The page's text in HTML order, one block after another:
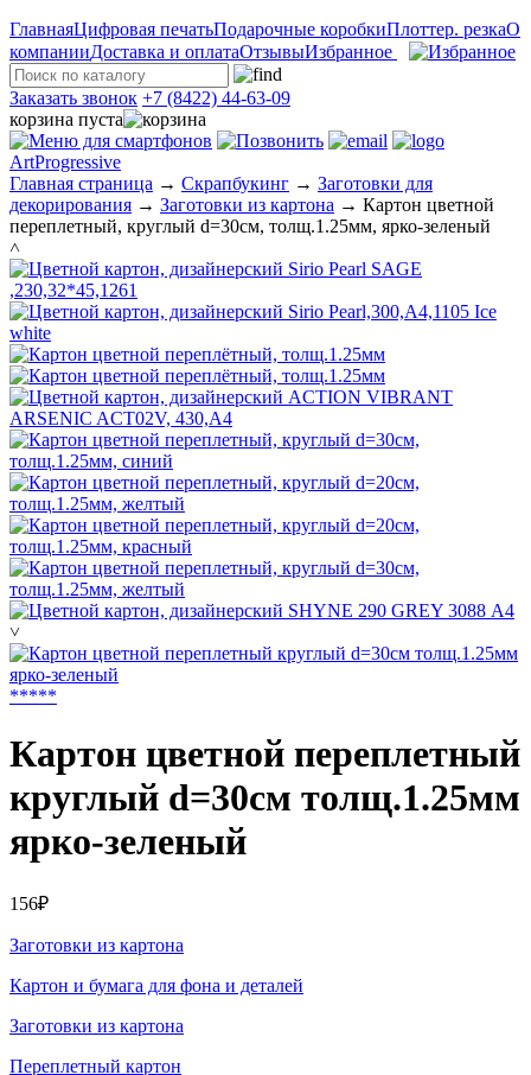
ГлавнаяЦифровая печатьПодарочные коробкиПлоттер. резкаО
компанииДоставка и оплатаОтзывыИзбранное
Заказать звонок +7 (8422) 44-63-09
корзина пуста
ArtProgressive
Главная страница → Скрапбукинг → Заготовки для
декорирования → Заготовки из картона → Картон цветной
переплетный, круглый d=30см, толщ.1.25мм, ярко-зеленый
˄
˅
*****
Картон цветной переплетный
круглый d=30см толщ.1.25мм
ярко-зеленый
156₽
Заготовки из картона
Картон и бумага для фона и деталей
Заготовки из картона
Переплетный картон